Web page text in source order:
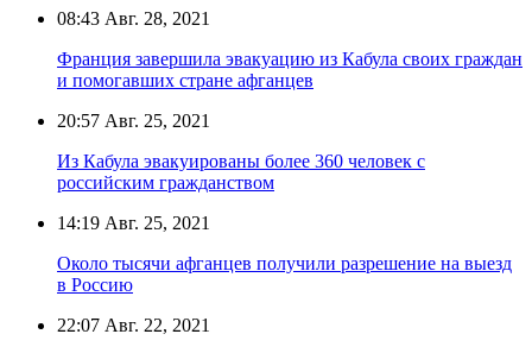
08:43 Авг. 28, 2021
Франция завершила эвакуацию из Кабула своих граждан
и помогавших стране афганцев
20:57 Авг. 25, 2021
Из Кабула эвакуированы более 360 человек с
российским гражданством
14:19 Авг. 25, 2021
Около тысячи афганцев получили разрешение на выезд
в Россию
22:07 Авг. 22, 2021